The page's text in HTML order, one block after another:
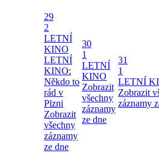
29
2
LETNÍ
KINO
LETNÍ
KINO:
Někdo to
rád v
Plzni
Zobrazit
všechny
záznamy
ze dne
30
1
LETNÍ
KINO
Zobrazit
všechny
záznamy
ze dne
31
1
LETNÍ
Zobrazit
záznamy